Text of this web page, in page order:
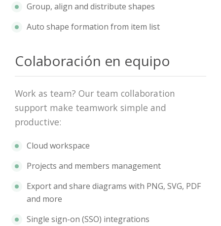
Group, align and distribute shapes
Auto shape formation from item list
Colaboración en equipo
Work as team? Our team collaboration
support make teamwork simple and
productive:
Cloud workspace
Projects and members management
Export and share diagrams with PNG, SVG, PDF
and more
Single sign-on (SSO) integrations